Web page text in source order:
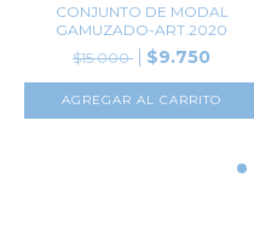
CONJUNTO DE MODAL
GAMUZADO-ART.2020
$15.000
$9.750
AGREGAR AL CARRITO